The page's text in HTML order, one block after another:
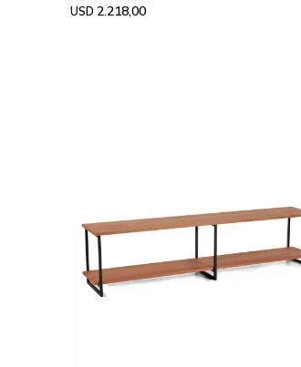
USD 2.218,00